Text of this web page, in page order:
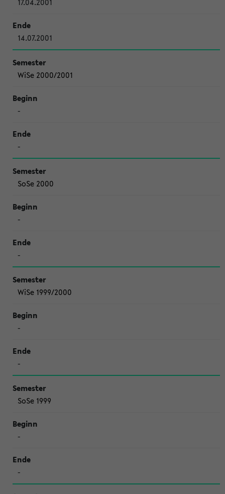
14.07.2001
WiSe 2000/2001
-
-
SoSe 2000
-
-
WiSe 1999/2000
-
-
SoSe 1999
-
-